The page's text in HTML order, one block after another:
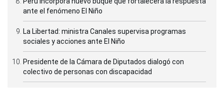
ante el fenómeno El Niño
La Libertad: ministra Canales supervisa programas
sociales y acciones ante El Niño
Presidente de la Cámara de Diputados dialogó con
colectivo de personas con discapacidad